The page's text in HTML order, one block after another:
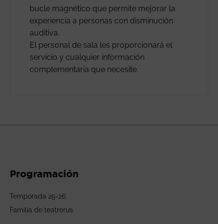
bucle magnético que permite mejorar la
experiencia a personas con disminución
auditiva.
El personal de sala les proporcionará el
servicio y cualquier información
complementaria que necesite.
Programación
Temporada 25-26
Familia de teatrerus